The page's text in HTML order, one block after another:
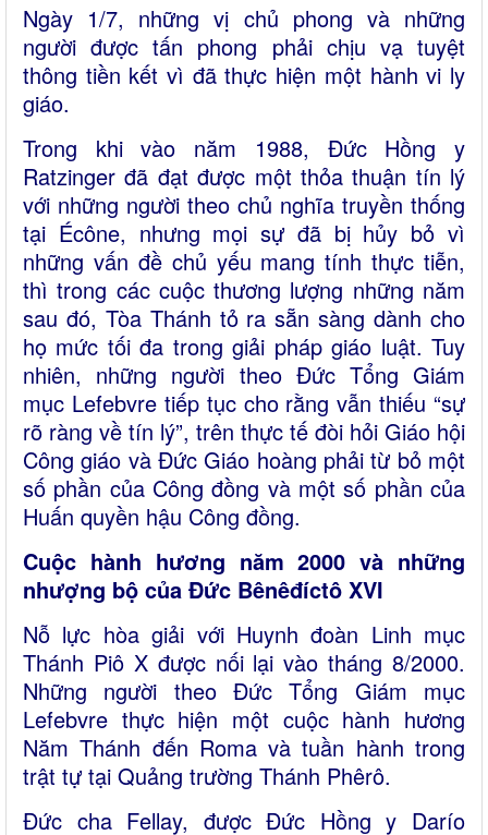
Ngày 1/7, những vị chủ phong và những
người được tấn phong phải chịu vạ tuyệt
thông tiền kết vì đã thực hiện một hành vi ly
giáo.
Trong khi vào năm 1988, Đức Hồng y
Ratzinger đã đạt được một thỏa thuận tín lý
với những người theo chủ nghĩa truyền thống
tại Écône, nhưng mọi sự đã bị hủy bỏ vì
những vấn đề chủ yếu mang tính thực tiễn,
thì trong các cuộc thương lượng những năm
sau đó, Tòa Thánh tỏ ra sẵn sàng dành cho
họ mức tối đa trong giải pháp giáo luật. Tuy
nhiên, những người theo Đức Tổng Giám
mục Lefebvre tiếp tục cho rằng vẫn thiếu “sự
rõ ràng về tín lý”, trên thực tế đòi hỏi Giáo hội
Công giáo và Đức Giáo hoàng phải từ bỏ một
số phần của Công đồng và một số phần của
Huấn quyền hậu Công đồng.
Cuộc hành hương năm 2000 và những
nhượng bộ của Đức Bênêđíctô XVI
Nỗ lực hòa giải với Huynh đoàn Linh mục
Thánh Piô X được nối lại vào tháng 8/2000.
Những người theo Đức Tổng Giám mục
Lefebvre thực hiện một cuộc hành hương
Năm Thánh đến Roma và tuần hành trong
trật tự tại Quảng trường Thánh Phêrô.
Đức cha Fellay, được Đức Hồng y Darío